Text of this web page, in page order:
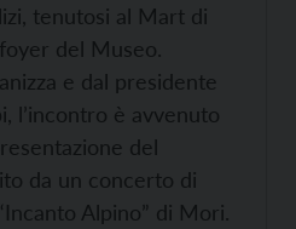
tenutosi al Mart di
del Museo.
e dal presidente
l’incontro è avvenuto
del
da un concerto di
Alpino” di Mori.